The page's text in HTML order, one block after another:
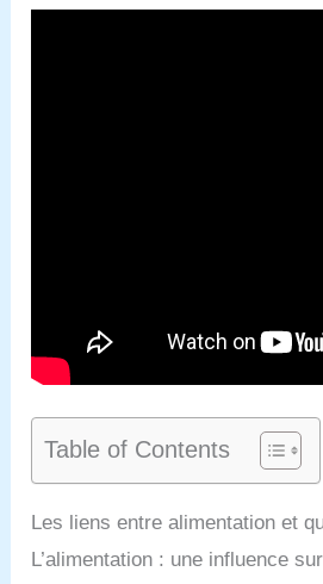
Table of Contents
Les liens entre alimentation et
L’alimentation : une influence